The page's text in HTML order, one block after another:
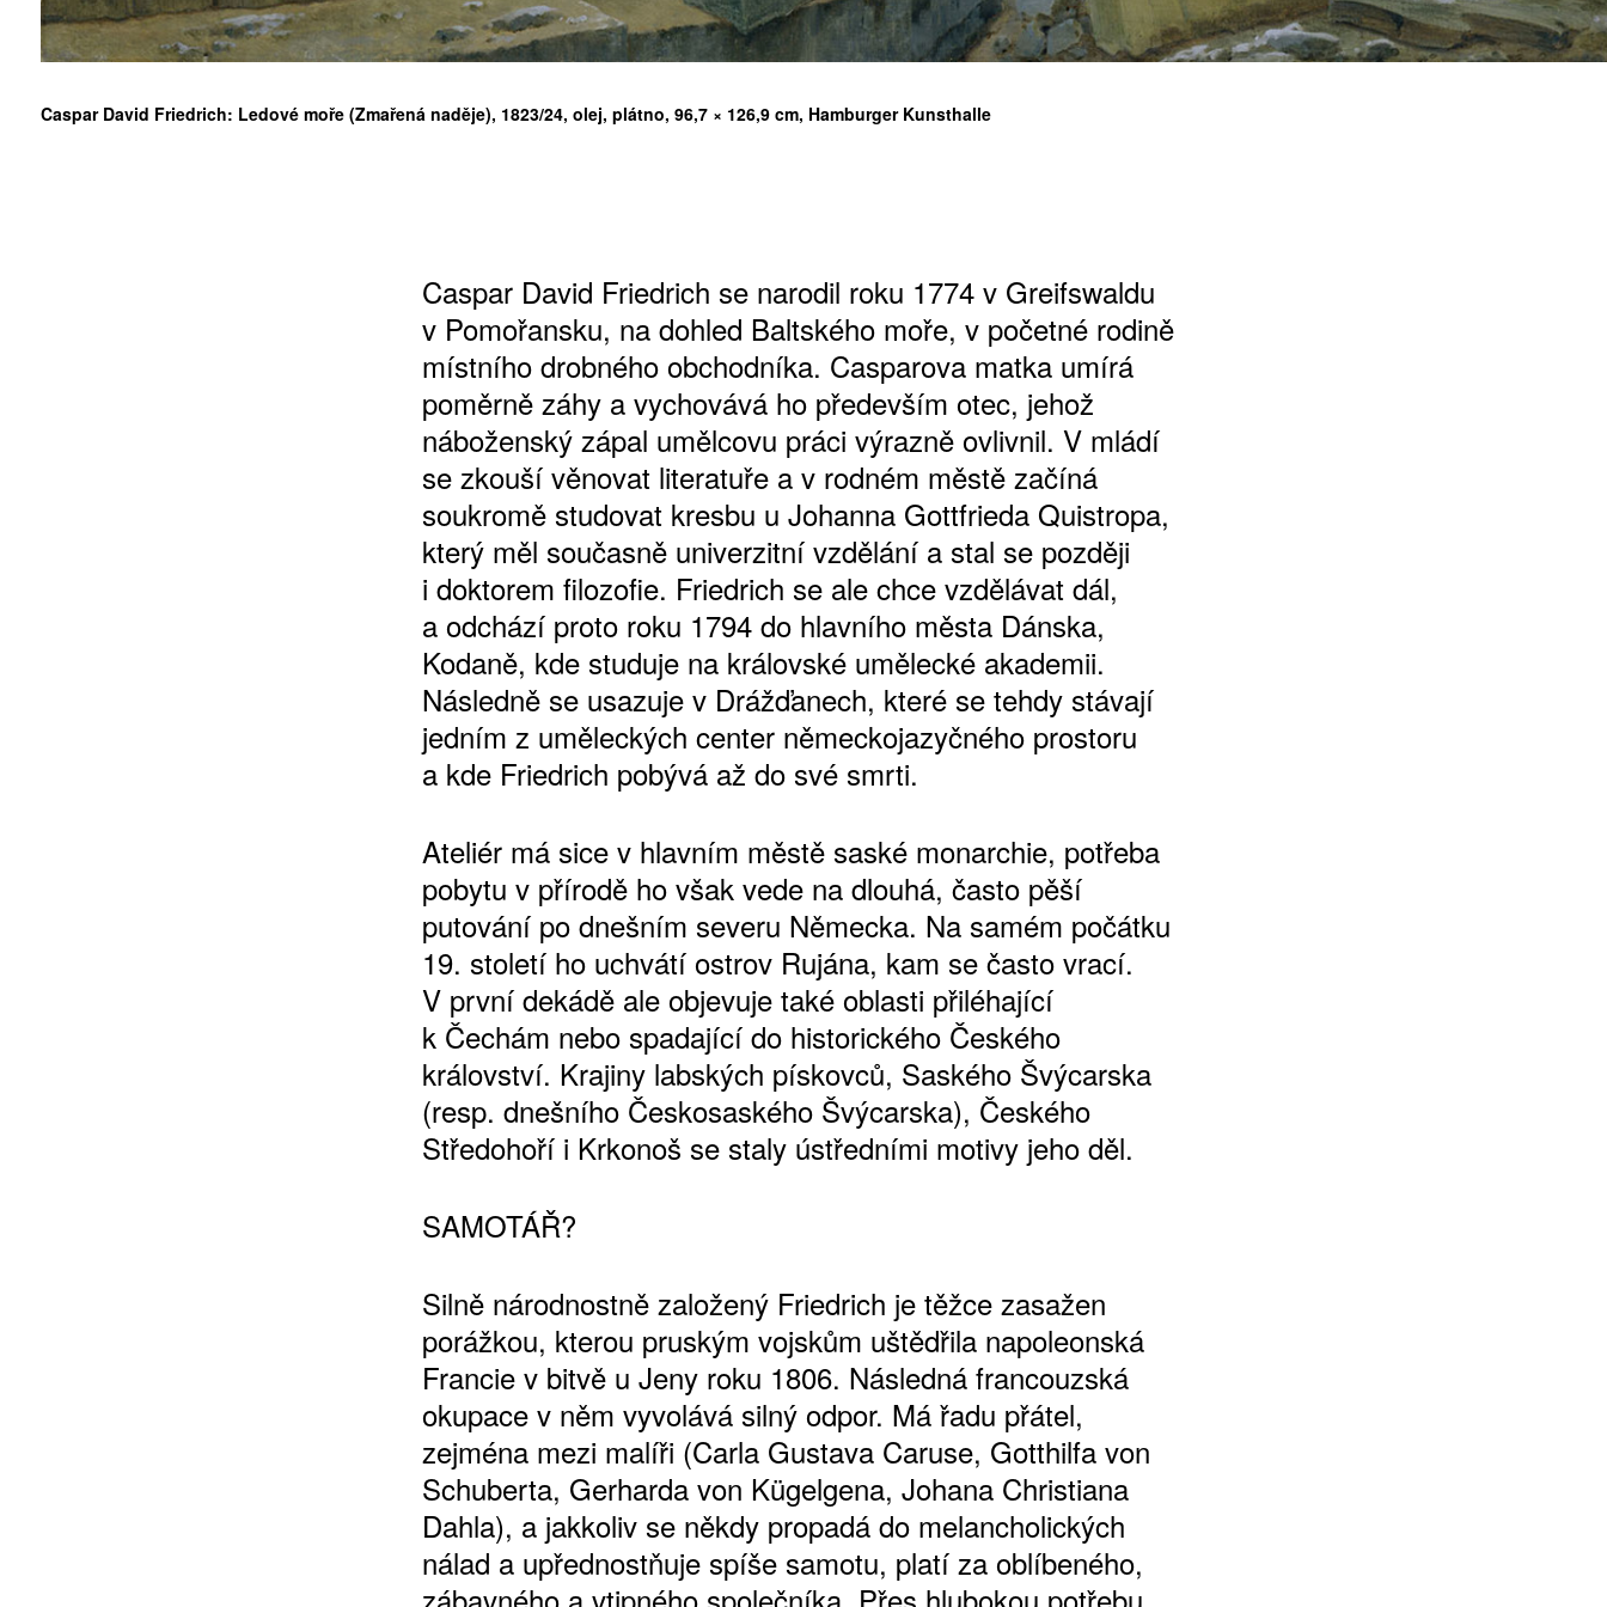
Caspar David Friedrich: Ledové moře (Zmařená naděje), 1823/24, olej, plátno, 96,7 × 126,9 cm, Hamburger Kunsthalle
Caspar David Friedrich se narodil roku 1774 v Greifswaldu
v Pomořansku, na dohled Baltského moře, v početné rodině
místního drobného obchodníka. Casparova matka umírá
poměrně záhy a vychovává ho především otec, jehož
náboženský zápal umělcovu práci výrazně ovlivnil. V mládí
se zkouší věnovat literatuře a v rodném městě začíná
soukromě studovat kresbu u Johanna Gottfrieda Quistropa,
který měl současně univerzitní vzdělání a stal se později
i doktorem filozofie. Friedrich se ale chce vzdělávat dál,
a odchází proto roku 1794 do hlavního města Dánska,
Kodaně, kde studuje na královské umělecké akademii.
Následně se usazuje v Drážďanech, které se tehdy stávají
jedním z uměleckých center německojazyčného prostoru
a kde Friedrich pobývá až do své smrti.
Ateliér má sice v hlavním městě saské monarchie, potřeba
pobytu v přírodě ho však vede na dlouhá, často pěší
putování po dnešním severu Německa. Na samém počátku
19. století ho uchvátí ostrov Rujána, kam se často vrací.
V první dekádě ale objevuje také oblasti přiléhající
k Čechám nebo spadající do historického Českého
království. Krajiny labských pískovců, Saského Švýcarska
(resp. dnešního Českosaského Švýcarska), Českého
Středohoří i Krkonoš se staly ústředními motivy jeho děl.
SAMOTÁŘ?
Silně národnostně založený Friedrich je těžce zasažen
porážkou, kterou pruským vojskům uštědřila napoleonská
Francie v bitvě u Jeny roku 1806. Následná francouzská
okupace v něm vyvolává silný odpor. Má řadu přátel,
zejména mezi malíři (Carla Gustava Caruse, Gotthilfa von
Schuberta, Gerharda von Kügelgena, Johana Christiana
Dahla), a jakkoliv se někdy propadá do melancholických
nálad a upřednostňuje spíše samotu, platí za oblíbeného,
10 TIŠTĚNÝCH ČÍSEL
KOUPIT PŘEDPLATNÉ